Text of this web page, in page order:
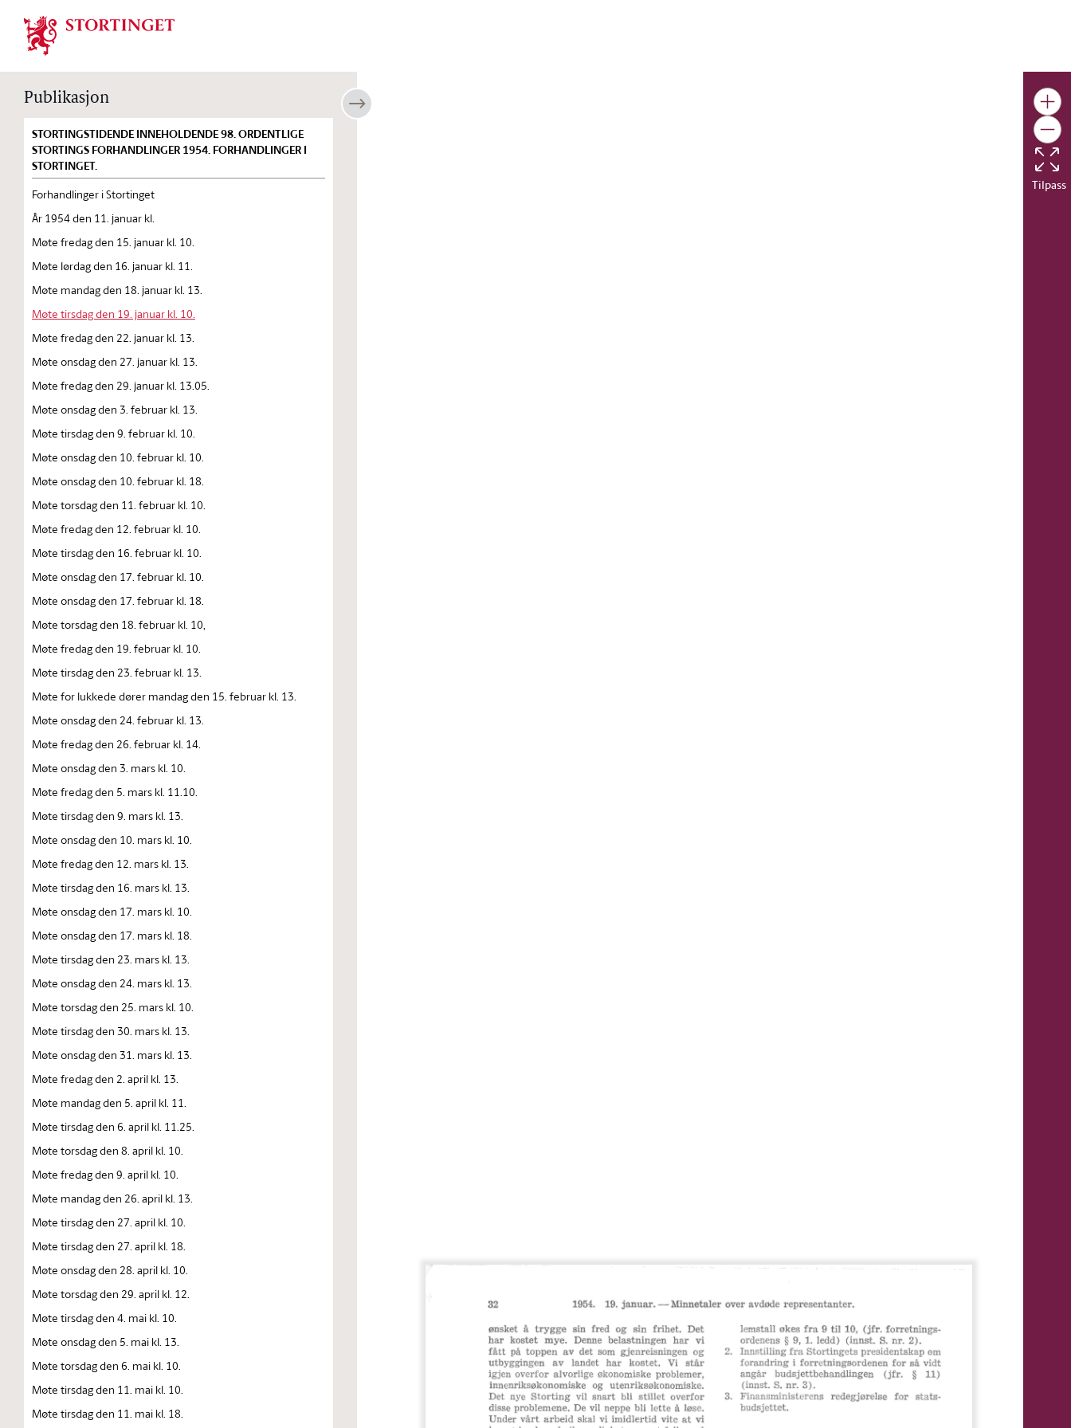
Stortinget.no
Publikasjon
STORTINGSTIDENDE INNEHOLDENDE 98. ORDENTLIGE
STORTINGS FORHANDLINGER 1954. FORHANDLINGER I
STORTINGET.
Forhandlinger i Stortinget
År 1954 den 11. januar kl.
Møte fredag den 15. januar kl. 10.
Møte lørdag den 16. januar kl. 11.
Møte mandag den 18. januar kl. 13.
Møte tirsdag den 19. januar kl. 10.
Møte fredag den 22. januar kl. 13.
Møte onsdag den 27. januar kl. 13.
Møte fredag den 29. januar kl. 13.05.
Møte onsdag den 3. februar kl. 13.
Møte tirsdag den 9. februar kl. 10.
Møte onsdag den 10. februar kl. 10.
Møte onsdag den 10. februar kl. 18.
Møte torsdag den 11. februar kl. 10.
Møte fredag den 12. februar kl. 10.
Møte tirsdag den 16. februar kl. 10.
Møte onsdag den 17. februar kl. 10.
Møte onsdag den 17. februar kl. 18.
Møte torsdag den 18. februar kl. 10,
Møte fredag den 19. februar kl. 10.
Møte tirsdag den 23. februar kl. 13.
Møte for lukkede dører mandag den 15. februar kl. 13.
Møte onsdag den 24. februar kl. 13.
Møte fredag den 26. februar kl. 14.
Møte onsdag den 3. mars kl. 10.
Møte fredag den 5. mars kl. 11.10.
Møte tirsdag den 9. mars kl. 13.
Møte onsdag den 10. mars kl. 10.
Møte fredag den 12. mars kl. 13.
Møte tirsdag den 16. mars kl. 13.
Møte onsdag den 17. mars kl. 10.
Møte onsdag den 17. mars kl. 18.
Møte tirsdag den 23. mars kl. 13.
Møte onsdag den 24. mars kl. 13.
Møte torsdag den 25. mars kl. 10.
Møte tirsdag den 30. mars kl. 13.
Møte onsdag den 31. mars kl. 13.
Møte fredag den 2. april kl. 13.
Møte mandag den 5. april kl. 11.
Møte tirsdag den 6. april kl. 11.25.
Møte torsdag den 8. april kl. 10.
Møte fredag den 9. april kl. 10.
Møte mandag den 26. april kl. 13.
Møte tirsdag den 27. april kl. 10.
Møte tirsdag den 27. april kl. 18.
Møte onsdag den 28. april kl. 10.
Møte torsdag den 29. april kl. 12.
Møte tirsdag den 4. mai kl. 10.
Møte onsdag den 5. mai kl. 13.
Møte torsdag den 6. mai kl. 10.
Møte tirsdag den 11. mai kl. 10.
Møte tirsdag den 11. mai kl. 18.